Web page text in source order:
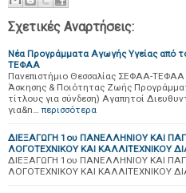
Σχετικές Αναρτήσεις:
Νέα Προγράμματα Αγωγής Υγείας από
ΤΕΦΑΑ
Πανεπιστήμιο Θεσσαλίας ΣΕΦΑΑ-
Άσκησης & Ποιότητας Ζωής
τίτλους για σύνδεση) Αγαπητοί
για&n… περισσότερα
ΔΙΕΞΑΓΩΓΗ 1ου ΠΑΝΕΛΛΗΝΙΟΥ ΚΑΙ
ΛΟΓΟΤΕΧΝΙΚΟΥ ΚΑΙ ΚΑΛΛΙΤΕΧΝΙΚΟΥ
ΔΙΕΞΑΓΩΓΗ 1ου ΠΑΝΕΛΛΗΝΙΟΥ ΚΑΙ
ΛΟΓΟΤΕΧΝΙΚΟΥ ΚΑΙ ΚΑΛΛΙΤΕΧΝΙΚΟΥ